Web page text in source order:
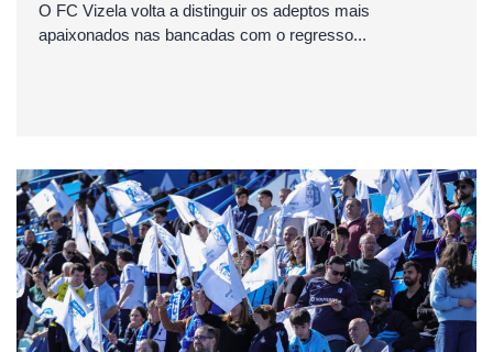
O FC Vizela volta a distinguir os adeptos mais
apaixonados nas bancadas com o regresso...